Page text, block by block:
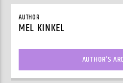
AUTHOR
MEL KINKEL
AUTHOR'S